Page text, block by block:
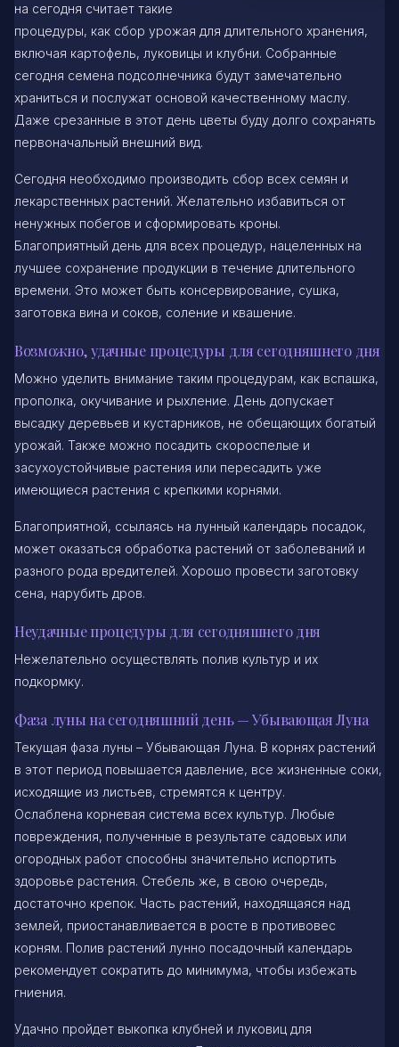
на сегодня считает такие
процедуры, как сбор урожая для длительного хранения,
включая картофель, луковицы и клубни. Собранные
сегодня семена подсолнечника будут замечательно
храниться и послужат основой качественному маслу.
Даже срезанные в этот день цветы буду долго сохранять
первоначальный внешний вид.
Сегодня необходимо производить сбор всех семян и
лекарственных растений. Желательно избавиться от
ненужных побегов и сформировать кроны.
Благоприятный день для всех процедур, нацеленных на
лучшее сохранение продукции в течение длительного
времени. Это может быть консервирование, сушка,
заготовка вина и соков, соление и квашение.
Возможно, удачные процедуры для сегодняшнего дня
Можно уделить внимание таким процедурам, как вспашка,
прополка, окучивание и рыхление. День допускает
высадку деревьев и кустарников, не обещающих богатый
урожай. Также можно посадить скороспелые и
засухоустойчивые растения или пересадить уже
имеющиеся растения с крепкими корнями.
Благоприятной, ссылаясь на лунный календарь посадок,
может оказаться обработка растений от заболеваний и
разного рода вредителей. Хорошо провести заготовку
сена, нарубить дров.
Неудачные процедуры для сегодняшнего дня
Нежелательно осуществлять полив культур и их
подкормку.
Фаза луны на сегодняшний день — Убывающая Луна
Текущая фаза луны – Убывающая Луна. В корнях растений
в этот период повышается давление, все жизненные соки,
исходящие из листьев, стремятся к центру.
Ослаблена корневая система всех культур. Любые
повреждения, полученные в результате садовых или
огородных работ способны значительно испортить
здоровье растения. Стебель же, в свою очередь,
достаточно крепок. Часть растений, находящаяся над
землей, приостанавливается в росте в противовес
корням. Полив растений лунно посадочный календарь
рекомендует сократить до минимума, чтобы избежать
гниения.
Удачно пройдет выкопка клубней и луковиц для